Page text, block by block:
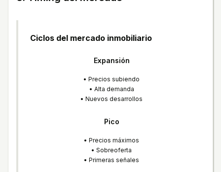
Ciclos del mercado inmobiliario
Expansión
• Precios subiendo
• Alta demanda
• Nuevos desarrollos
Pico
• Precios máximos
• Sobreoferta
• Primeras señales